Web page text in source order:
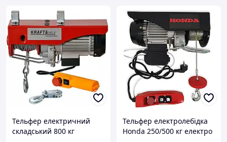
Тельфер електричний
складський 800 кг
Тельфер електролебідка
Honda 250/500 кг електро